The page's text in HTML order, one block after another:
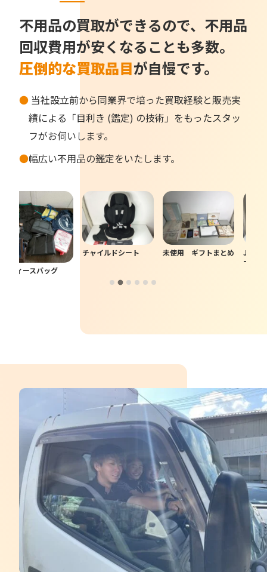
不用品の買取ができるので、不用品
回収費用が安くなることも多数。
圧倒的な買取品目が自慢です。
● 当社設立前から同業界で培った買取経験と販売実
績による「目利き (鑑定) の技術」をもったスタッ
フがお伺いします。
●幅広い不用品の鑑定をいたします。
ィースバッグ
チャイルドシート 未使用 ギフトまとめ
JD
ード